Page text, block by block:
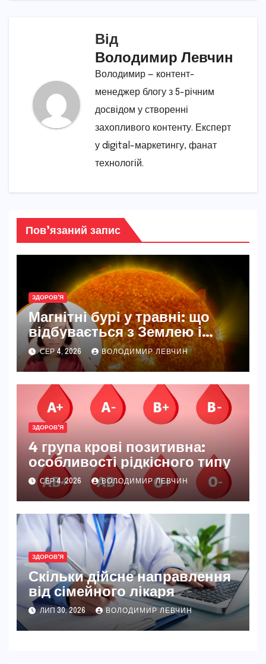
Від
Володимир Левчин
Володимир — контент-
менеджер блогу з 5-річним
досвідом у створенні
захопливого контенту. Експерт
у digital-маркетингу, фанат
технологій.
Пов’язаний запис
ЗДОРОВ'Я
Магнітні бурі у травні: що
відбувається з Землею і
нашим самопочуттям
СЕР 4, 2026 ВОЛОДИМИР ЛЕВЧИН
ЗДОРОВ'Я
4 група крові позитивна:
особливості рідкісного типу
СЕР 4, 2026 ВОЛОДИМИР ЛЕВЧИН
ЗДОРОВ'Я
Скільки дійсне направлення
від сімейного лікаря
ЛИП 30, 2026 ВОЛОДИМИР ЛЕВЧИН